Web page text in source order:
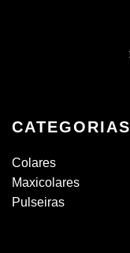
CATEGORIAS
Colares
Maxicolares
Pulseiras